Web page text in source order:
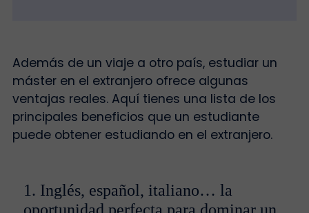
Además de un viaje a otro país, estudiar un
máster en el extranjero ofrece algunas
ventajas reales. Aquí tienes una lista de los
principales beneficios que un estudiante
puede obtener estudiando en el extranjero.
1. Inglés, español, italiano… la